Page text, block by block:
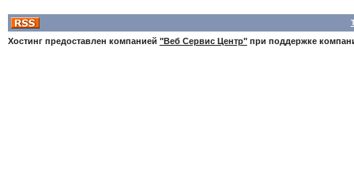
Хостинг предоставлен компанией "Веб Сервис Центр"при поддержке